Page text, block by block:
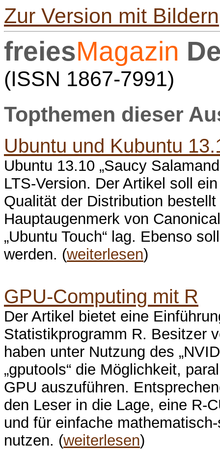
Zur Version mit Bildern
freiesMagazin
(ISSN 1867-7991)
Topthemen dieser
Ubuntu und Kubuntu
Ubuntu 13.10 „Saucy
LTS-Version. Der Artikel soll
Qualität der Distribution
Hauptaugenmerk von
„Ubuntu Touch“ lag. Ebenso
werden. (weiterlesen)
GPU-Computing mit R
Der Artikel bietet eine
Statistikprogramm R. Besitzer
haben unter Nutzung des
„gputools“ die Möglichkeit,
GPU auszuführen.
den Leser in die Lage, eine R-
und für einfache
nutzen. (weiterlesen)